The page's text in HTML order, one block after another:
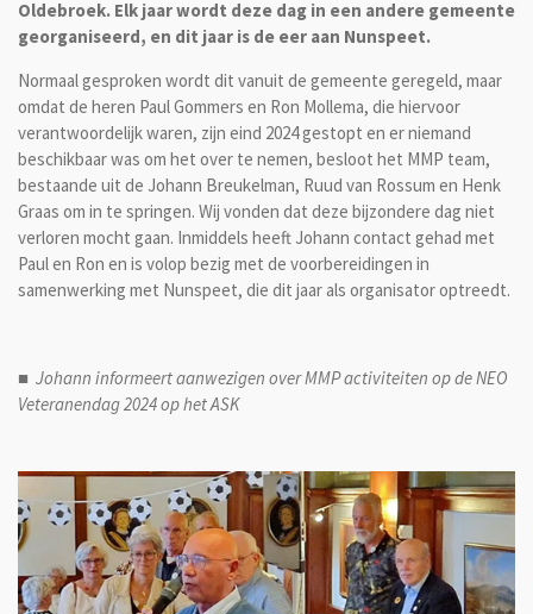
Oldebroek. Elk jaar wordt deze dag in een andere gemeente
georganiseerd, en dit jaar is de eer aan Nunspeet.
Normaal gesproken wordt dit vanuit de gemeente geregeld, maar
omdat de heren Paul Gommers en Ron Mollema, die hiervoor
verantwoordelijk waren, zijn eind 2024 gestopt en er niemand
beschikbaar was om het over te nemen, besloot het MMP team,
bestaande uit de Johann Breukelman, Ruud van Rossum en Henk
Graas om in te springen. Wij vonden dat deze bijzondere dag niet
verloren mocht gaan. Inmiddels heeft Johann contact gehad met
Paul en Ron en is volop bezig met de voorbereidingen in
samenwerking met Nunspeet, die dit jaar als organisator optreedt.
■ Johann informeert aanwezigen over MMP activiteiten op de NEO
Veteranendag 2024 op het ASK